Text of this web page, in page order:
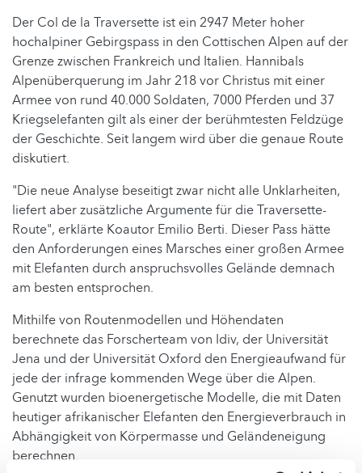
Der Col de la Traversette ist ein 2947 Meter hoher
hochalpiner Gebirgspass in den Cottischen Alpen auf der
Grenze zwischen Frankreich und Italien. Hannibals
Alpenüberquerung im Jahr 218 vor Christus mit einer
Armee von rund 40.000 Soldaten, 7000 Pferden und 37
Kriegselefanten gilt als einer der berühmtesten Feldzüge
der Geschichte. Seit langem wird über die genaue Route
diskutiert.
"Die neue Analyse beseitigt zwar nicht alle Unklarheiten,
liefert aber zusätzliche Argumente für die Traversette-
Route", erklärte Koautor Emilio Berti. Dieser Pass hätte
den Anforderungen eines Marsches einer großen Armee
mit Elefanten durch anspruchsvolles Gelände demnach
am besten entsprochen.
Mithilfe von Routenmodellen und Höhendaten
berechnete das Forscherteam von Idiv, der Universität
Jena und der Universität Oxford den Energieaufwand für
jede der infrage kommenden Wege über die Alpen.
Genutzt wurden bioenergetische Modelle, die mit Daten
heutiger afrikanischer Elefanten den Energieverbrauch in
Abhängigkeit von Körpermasse und Geländeneigung
berechnen.